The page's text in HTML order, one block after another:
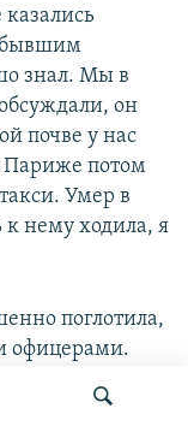
бывшим
знал. Мы в
он
почве у нас
Париже потом
Умер в
нему ходила, я
поглотила,
офицерами.